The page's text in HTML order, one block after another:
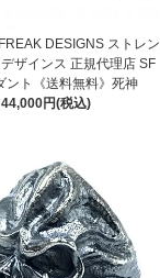
DESIGNS ストレン
ザインス 正規代理店 SF
ント《送料無料》死神
44,000円(税込)